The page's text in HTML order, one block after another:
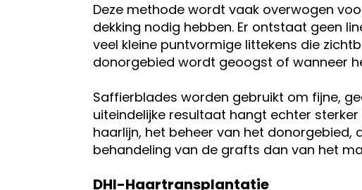
Deze methode wordt vaak overwogen
dekking nodig hebben. Er ontstaat geen
veel kleine puntvormige littekens die
donorgebied wordt geoogst of wanneer
Saffierblades worden gebruikt om fijne,
uiteindelijke resultaat hangt echter
haarlijn, het beheer van het donorgebied,
behandeling van de grafts dan van het
DHI-Haartransplantatie